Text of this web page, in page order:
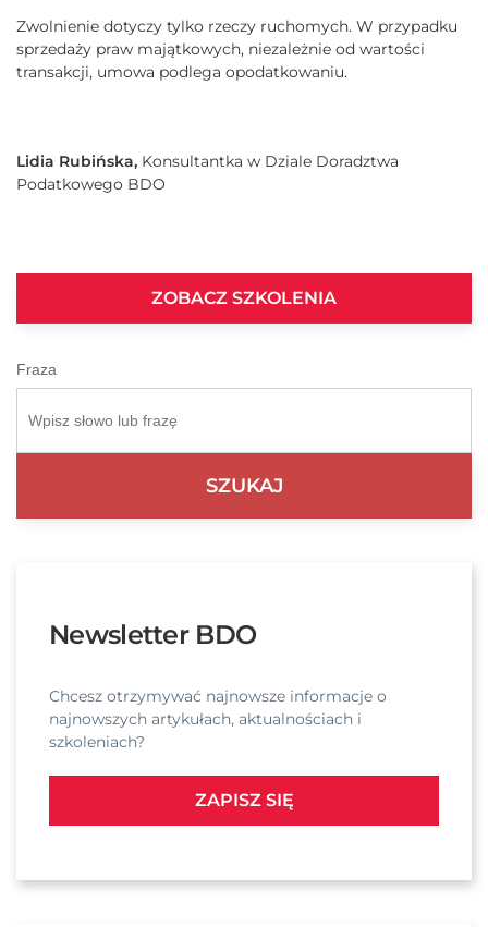
Zwolnienie dotyczy tylko rzeczy ruchomych. W przypadku
sprzedaży praw majątkowych, niezależnie od wartości
transakcji, umowa podlega opodatkowaniu.
Lidia Rubińska, Konsultantka w Dziale Doradztwa
Podatkowego BDO
ZOBACZ SZKOLENIA
Fraza
Newsletter BDO
Chcesz otrzymywać najnowsze informacje o
najnowszych artykułach, aktualnościach i
szkoleniach?
ZAPISZ SIĘ